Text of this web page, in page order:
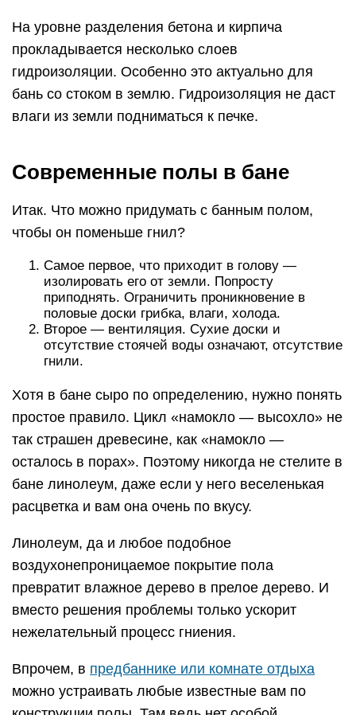
На уровне разделения бетона и кирпича
прокладывается несколько слоев
гидроизоляции. Особенно это актуально для
бань со стоком в землю. Гидроизоляция не даст
влаги из земли подниматься к печке.
Современные полы в бане
Итак. Что можно придумать с банным полом,
чтобы он поменьше гнил?
Самое первое, что приходит в голову —
изолировать его от земли. Попросту
приподнять. Ограничить проникновение в
половые доски грибка, влаги, холода.
Второе — вентиляция. Сухие доски и
отсутствие стоячей воды означают, отсутствие
гнили.
Хотя в бане сыро по определению, нужно понять
простое правило. Цикл «намокло — высохло» не
так страшен древесине, как «намокло —
осталось в порах». Поэтому никогда не стелите в
бане линолеум, даже если у него веселенькая
расцветка и вам она очень по вкусу.
Линолеум, да и любое подобное
воздухонепроницаемое покрытие пола
превратит влажное дерево в прелое дерево. И
вместо решения проблемы только ускорит
нежелательный процесс гниения.
Впрочем, в предбаннике или комнате отдыха
можно устраивать любые известные вам по